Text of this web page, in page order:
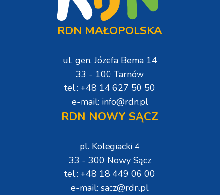
RDN MAŁOPOLSKA
ul. gen. Józefa Bema 14
33 - 100 Tarnów
tel.: +48 14 627 50 50
e-mail: info@rdn.pl
RDN NOWY SĄCZ
pl. Kolegiacki 4
33 - 300 Nowy Sącz
tel.: +48 18 449 06 00
e-mail: sacz@rdn.pl